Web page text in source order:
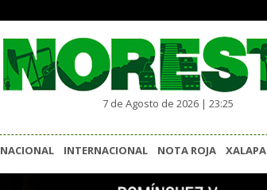
7 de Agosto de 2026 | 23:25
NACIONAL INTERNACIONAL NOTA ROJA XALAPA